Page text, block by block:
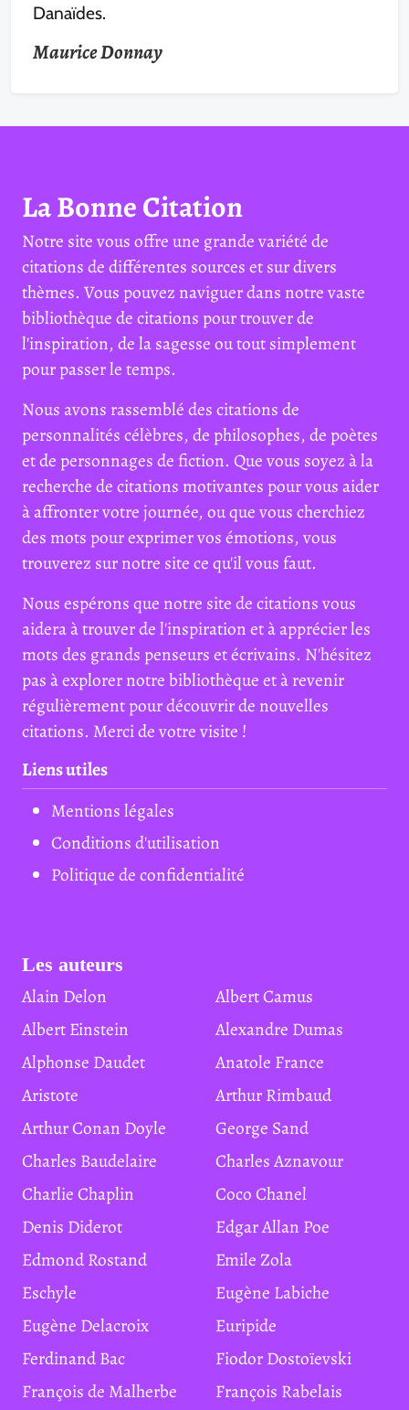
Danaïdes.
Maurice Donnay
La Bonne Citation
Notre site vous offre une grande variété de
citations de différentes sources et sur divers
thèmes. Vous pouvez naviguer dans notre vaste
bibliothèque de citations pour trouver de
l'inspiration, de la sagesse ou tout simplement
pour passer le temps.
Nous avons rassemblé des citations de
personnalités célèbres, de philosophes, de poètes
et de personnages de fiction. Que vous soyez à la
recherche de citations motivantes pour vous aider
à affronter votre journée, ou que vous cherchiez
des mots pour exprimer vos émotions, vous
trouverez sur notre site ce qu'il vous faut.
Nous espérons que notre site de citations vous
aidera à trouver de l'inspiration et à apprécier les
mots des grands penseurs et écrivains. N'hésitez
pas à explorer notre bibliothèque et à revenir
régulièrement pour découvrir de nouvelles
citations. Merci de votre visite !
Liens utiles
Mentions légales
Conditions d'utilisation
Politique de confidentialité
Les auteurs
Alain Delon
Albert Camus
Albert Einstein
Alexandre Dumas
Alphonse Daudet
Anatole France
Aristote
Arthur Rimbaud
Arthur Conan Doyle
George Sand
Charles Baudelaire
Charles Aznavour
Charlie Chaplin
Coco Chanel
Denis Diderot
Edgar Allan Poe
Edmond Rostand
Emile Zola
Eschyle
Eugène Labiche
Eugène Delacroix
Euripide
Ferdinand Bac
Fiodor Dostoïevski
François de Malherbe
François Rabelais